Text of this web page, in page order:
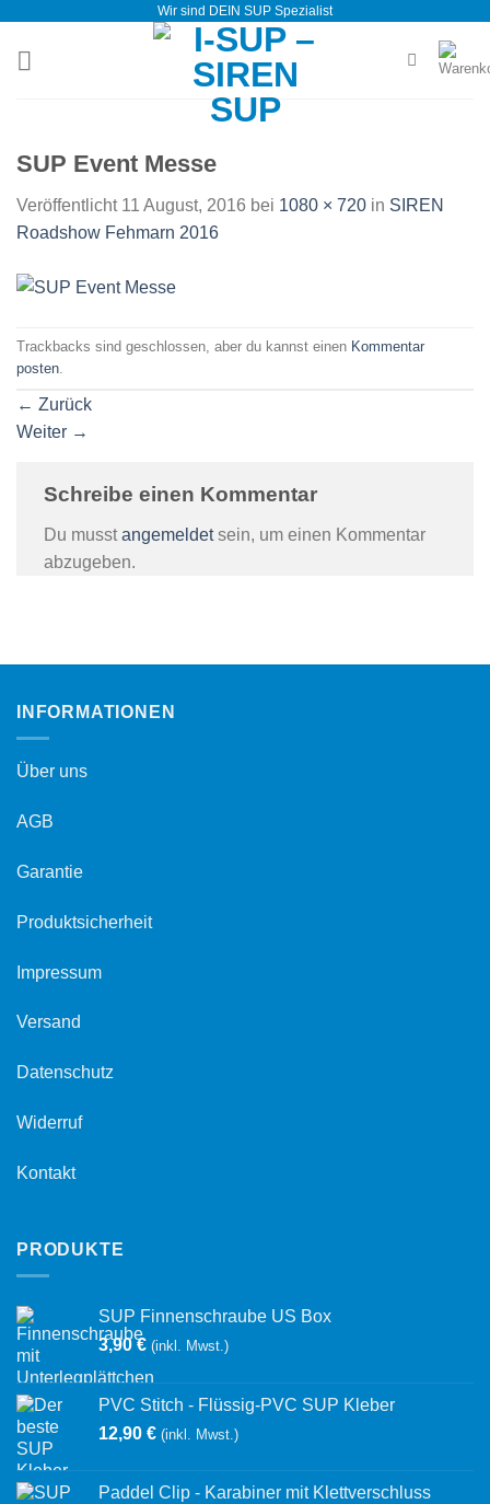
springen
Wir sind DEIN SUP Spezialist
SUP Event Messe
Veröffentlicht 11 August, 2016 bei 1080 × 720 in SIREN
Roadshow Fehmarn 2016
Trackbacks sind geschlossen, aber du kannst einen Kommentar
posten
← Zurück
Weiter →
Schreibe einen Kommentar
Du musstangemeldetsein, um einen Kommentar
abzugeben.
INFORMATIONEN
Über uns
AGB
Garantie
Produktsicherheit
Impressum
Versand
Datenschutz
Widerruf
Kontakt
PRODUKTE
SUP Finnenschraube US Box
3,90€ (inkl. Mwst.)
PVC Stitch - Flüssig-PVC SUP Kleber
12,90 € (inkl. Mwst.)
Paddel Clip - Karabiner mit Klettverschluss